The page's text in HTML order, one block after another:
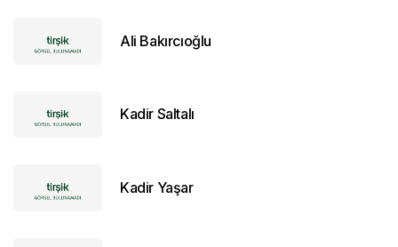
Ali Bakırcıoğlu
Kadir Saltalı
Kadir Yaşar